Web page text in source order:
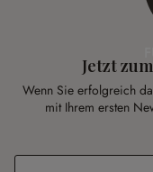
Jetzt
Wenn Sie erfolgreich
mit Ihrem ersten
E-Mail-Adresse